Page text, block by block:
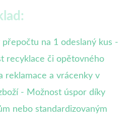
na 1 odeslaný kus -
recyklace či opětovného
reklamace a vrácenky v
- Možnost úspor díky
nebo standardizovaným